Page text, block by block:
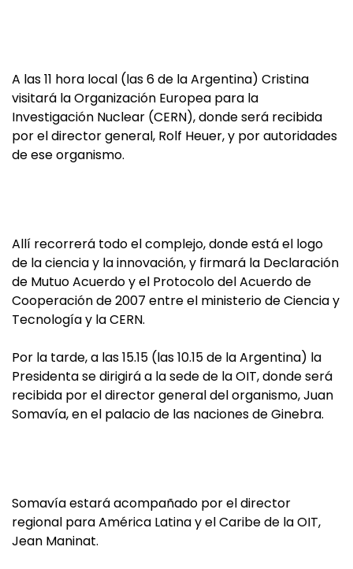
A las 11 hora local (las 6 de la Argentina) Cristina
visitará la Organización Europea para la
Investigación Nuclear (CERN), donde será recibida
por el director general, Rolf Heuer, y por autoridades
de ese organismo.
Allí recorrerá todo el complejo, donde está el logo
de la ciencia y la innovación, y firmará la Declaración
de Mutuo Acuerdo y el Protocolo del Acuerdo de
Cooperación de 2007 entre el ministerio de Ciencia y
Tecnología y la CERN.
Por la tarde, a las 15.15 (las 10.15 de la Argentina) la
Presidenta se dirigirá a la sede de la OIT, donde será
recibida por el director general del organismo, Juan
Somavía, en el palacio de las naciones de Ginebra.
Somavía estará acompañado por el director
regional para América Latina y el Caribe de la OIT,
Jean Maninat.